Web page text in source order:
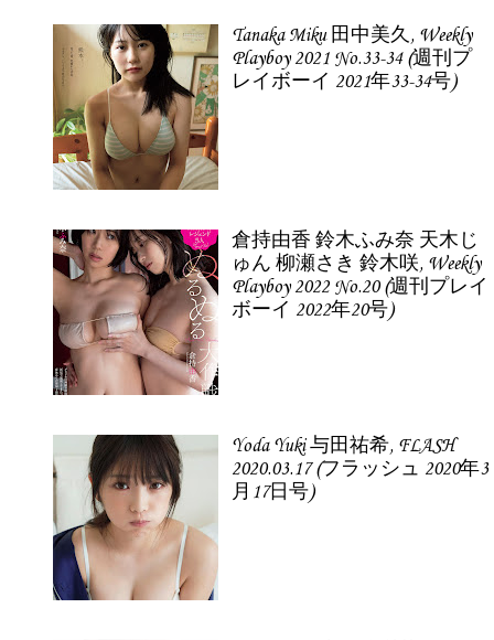
Tanaka Miku 田中美久, Weekly
Playboy 2021 No.33-34 (週刊プ
レイボーイ 2021年33-34号)
倉持由香 鈴木ふみ奈 天木じ
ゅん 柳瀬さき 鈴木咲, Weekly
Playboy 2022 No.20 (週刊プレイ
ボーイ 2022年20号)
Yoda Yuki 与田祐希, FLASH
2020.03.17 (フラッシュ 2020年3
月17日号)